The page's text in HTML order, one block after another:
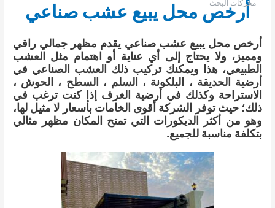
محركات البحث
أرخص محل يبيع عشب صناعي
أرخص محل يبيع عشب صناعي يقدم مظهر جمالي راقي
ومميز، ولا يحتاج إلى أي عناية أو اهتمام مثل العشب
الطبيعي، هذا ويمكنك تركيب ذلك العشب الصناعي في
أرضية الحديقة ، البلكونة ، السلم ، السطح ، الحوش ،
الاستراحة وكذلك في أرضية الغرف إذا كنت ترغب في
ذلك؛ حيث توفر الشركة أقوى الخامات بأسعار لا مثيل لها،
وهو من أكثر الديكورات التي تمنح المكان مظهر مثالي
بتكلفة مناسبة للجميع.